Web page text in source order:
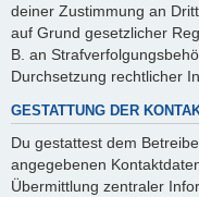
deiner Zustimmung an
auf Grund gesetzlicher
B. an
Durchsetzung rechtlicher
GESTATTUNG DER
Du gestattest dem
angegebenen
Übermittlung zentraler